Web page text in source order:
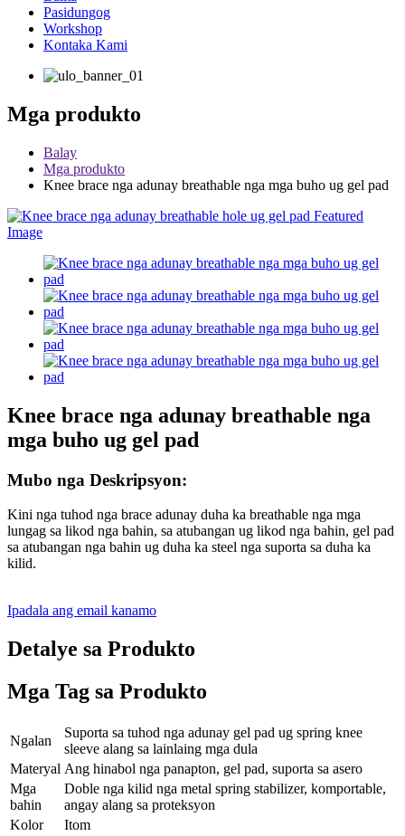
Pasidungog
Workshop
Kontaka Kami
Mga produkto
Balay
Mga produkto
Knee brace nga adunay breathable nga mga buho ug gel pad
Knee brace nga adunay breathable nga
mga buho ug gel pad
Mubo nga Deskripsyon:
Kini nga tuhod nga brace adunay duha ka breathable nga mga
lungag sa likod nga bahin, sa atubangan ug likod nga bahin, gel pad
sa atubangan nga bahin ug duha ka steel nga suporta sa duha ka
kilid.
Ipadala ang email kanamo
Detalye sa Produkto
Mga Tag sa Produkto
Ngalan
Suporta sa tuhod nga adunay gel pad ug spring knee
sleeve alang sa lainlaing mga dula
Materyal Ang hinabol nga panapton, gel pad, suporta sa asero
Mga
bahin
Doble nga kilid nga metal spring stabilizer, komportable,
angay alang sa proteksyon
Kolor
Itom